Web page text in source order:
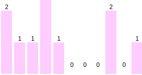
2
1 1 1
0
0
0
2
0
1